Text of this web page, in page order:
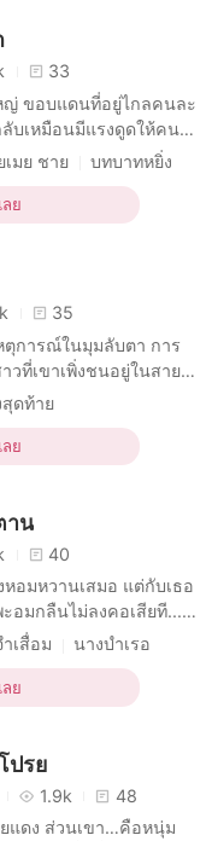
ารถนาอย่างบ้าคลั่ง
33
ญ่ ขอบแดนที่อยู่ไกลคนละ
บเหมือนมีแรงดูดให้คนที่
บราฮิม อาร์
ยในฝันของสาว ๆ ที่ใคร
! แต่ด้วยนิสัยที่นิ่งเรียบ
น้ำที่ไหลลงมาจากเทือก
มย ชาย
บทบาทหยิ่ง
น มหาเศรษฐี
รักแรก
ลย
35
ตุการณ์ในมุมลับตา การ
วที่เขาเพิ่งชนอยู่ในสาย
ลอดหลังจากที่เขานั้นเดิน
งถูกสาปให้นิ่งดั่งหินเมื่อ
ดุจนางพญา ดวงตาคม
สบตาเขามันตราตรึงติด
ดท้าย
ย
นิยายอีโรติก
ศรษฐี
การกักขัง
ลย
าน
40
อมกลืนไม่ลงคอเสียที...
พึ่งพิงแต่ก็ไร้สิทธิ์เรียก
านจะฆ่าก็ฆ่า
เสื่อม
นางบำเรอ
าย
หญิง
นิยายอีโรติก
น
ลย
ปรย
1.9k
48
แดง ส่วนเขา…คือหนุ่ม